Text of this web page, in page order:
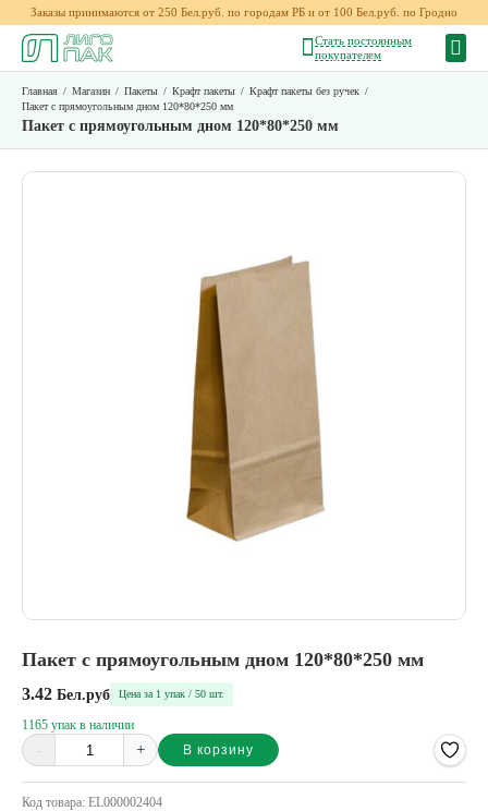
Заказы принимаются от 250 Бел.руб. по городам РБ и от 100 Бел.руб. по Гродно
Стать постоянным
покупателем
Главная / Магазин / Пакеты / Крафт пакеты / Крафт пакеты без ручек /
Пакет с прямоугольным дном 120*80*250 мм
Пакет с прямоугольным дном 120*80*250 мм
Пакет с прямоугольным дном 120*80*250 мм
3.42 Бел.руб Цена за 1 упак / 50 шт.
1165 упак в наличии
- + В корзину
Alternative:
Код товара: EL000002404